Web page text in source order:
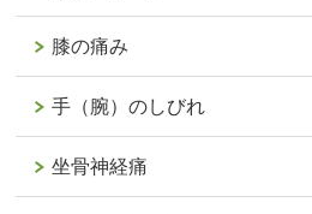
膝の痛み
手（腕）のしびれ
坐骨神経痛